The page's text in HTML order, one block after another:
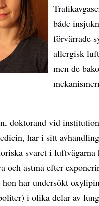
både
förvärrade
allergisk
men de
doktorand vid
har i sitt
svaret i luftvägarna
och astma efter
hon har undersökt
i olika delar av